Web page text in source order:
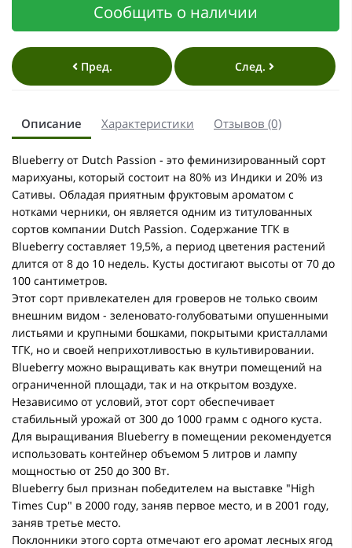
Сообщить о наличии
Пред. След.
Описание Характеристики Отзывов (0)
Blueberry от Dutch Passion - это феминизированный сорт
марихуаны, который состоит на 80% из Индики и 20% из
Сативы. Обладая приятным фруктовым ароматом с
нотками черники, он является одним из титулованных
сортов компании Dutch Passion. Содержание ТГК в
Blueberry составляет 19,5%, а период цветения растений
длится от 8 до 10 недель. Кусты достигают высоты от 70 до
100 сантиметров.
Этот сорт привлекателен для гроверов не только своим
внешним видом - зеленовато-голубоватыми опушенными
листьями и крупными бошками, покрытыми кристаллами
ТГК, но и своей неприхотливостью в культивировании.
Blueberry можно выращивать как внутри помещений на
ограниченной площади, так и на открытом воздухе.
Независимо от условий, этот сорт обеспечивает
стабильный урожай от 300 до 1000 грамм с одного куста.
Для выращивания Blueberry в помещении рекомендуется
использовать контейнер объемом 5 литров и лампу
мощностью от 250 до 300 Вт.
Blueberry был признан победителем на выставке "High
Times Cup" в 2000 году, заняв первое место, и в 2001 году,
заняв третье место.
Поклонники этого сорта отмечают его аромат лесных ягод